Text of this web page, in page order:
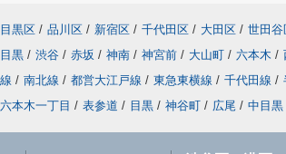
目黒区 / 品川区 / 新宿区 / 千代田区 / 大田区 / 世田谷
目黒 / 渋谷 / 赤坂 / 神南 / 神宮前 / 大山町 / 六本木 /
/ 南北線 / 都営大江戸線 / 東急東横線 / 千代田線 /
六本木一丁目 / 表参道 / 目黒 / 神谷町 / 広尾 / 中目黒